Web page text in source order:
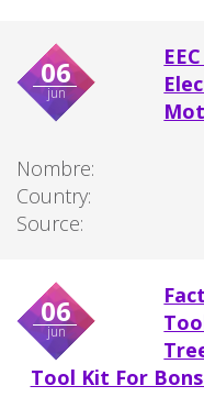
06
jun
Nombre:
Country:
Source:
06
jun
Tool Kit For